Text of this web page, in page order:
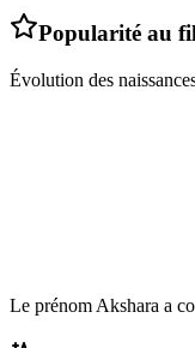
Popularité au
Évolution des
Le prénom Akshara a